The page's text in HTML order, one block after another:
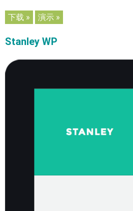
下载 » 演示 »
Stanley WP